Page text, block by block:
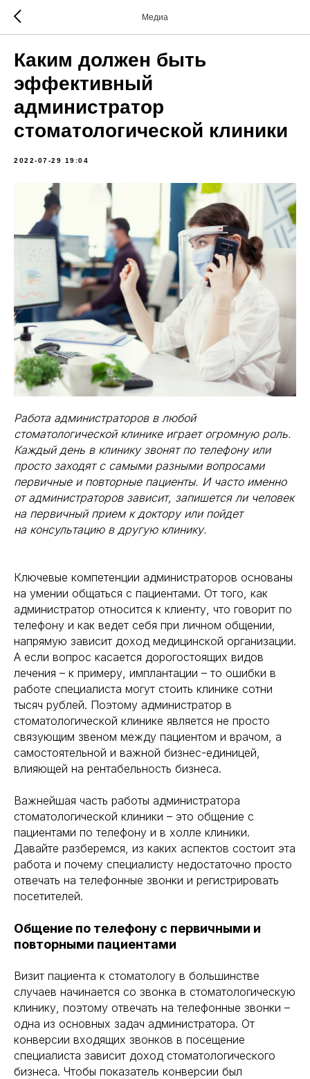
Медиа
Каким должен быть
эффективный
администратор
стоматологической клиники
2022-07-29 19:04
Работа администраторов в любой
стоматологической клинике играет огромную роль.
Каждый день в клинику звонят по телефону или
просто заходят с самыми разными вопросами
первичные и повторные пациенты. И часто именно
от администраторов зависит, запишется ли человек
на первичный прием к доктору или пойдет
на консультацию в другую клинику.
Ключевые компетенции администраторов основаны
на умении общаться с пациентами. От того, как
администратор относится к клиенту, что говорит по
телефону и как ведет себя при личном общении,
напрямую зависит доход медицинской организации.
А если вопрос касается дорогостоящих видов
лечения – к примеру, имплантации – то ошибки в
работе специалиста могут стоить клинике сотни
тысяч рублей. Поэтому администратор в
стоматологической клинике является не просто
связующим звеном между пациентом и врачом, а
самостоятельной и важной бизнес-единицей,
влияющей на рентабельность бизнеса.
Важнейшая часть работы администратора
стоматологической клиники – это общение с
пациентами по телефону и в холле клиники.
Давайте разберемся, из каких аспектов состоит эта
работа и почему специалисту недостаточно просто
отвечать на телефонные звонки и регистрировать
посетителей.
Общение по телефону с первичными и
повторными пациентами
Визит пациента к стоматологу в большинстве
случаев начинается со звонка в стоматологическую
клинику, поэтому отвечать на телефонные звонки –
одна из основных задач администратора. От
конверсии входящих звонков в посещение
специалиста зависит доход стоматологического
бизнеса. Чтобы показатель конверсии был